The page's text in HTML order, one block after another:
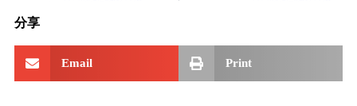
分享
Email Print